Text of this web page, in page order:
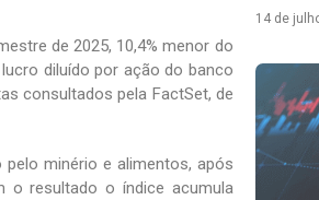
de 2025, 10,4% menor do
diluído por ação do banco
consultados pela FactSet, de
pelo minério e alimentos, após
o resultado o índice acumula
14 de